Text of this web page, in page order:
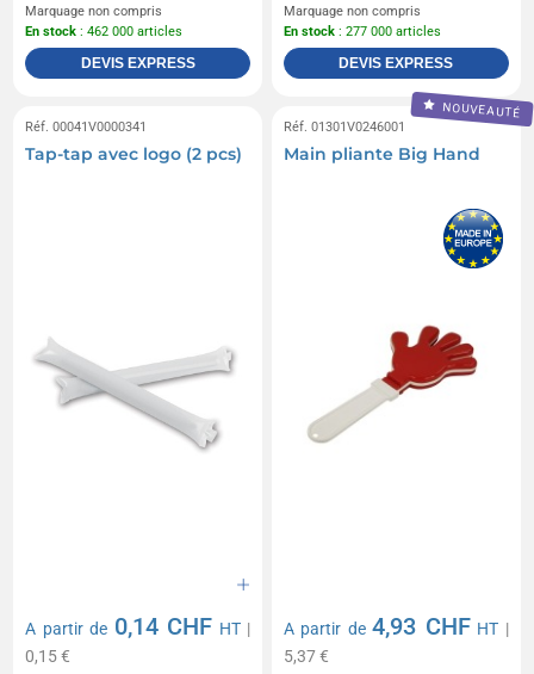
Marquage non compris
En stock : 462 000 articles
DEVIS EXPRESS
Marquage non compris
En stock : 277 000 articles
DEVIS EXPRESS
Réf. 00041V0000341
Tap-tap avec logo (2 pcs)
A partir de 0,14 CHF HT|
0,15 €
NOUVEAUTÉ
Réf. 01301V0246001
Main pliante Big Hand
A partir de4,93 CHF HT |
5,37 €